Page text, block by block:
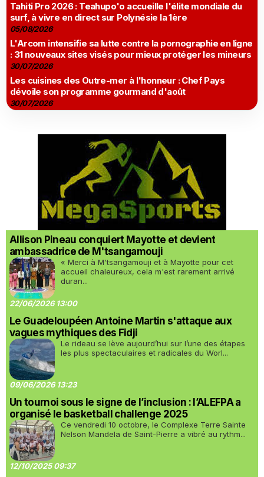
Tahiti Pro 2026 : Teahupo'o accueille l'élite mondiale du
surf, à vivre en direct sur Polynésie la 1ère
05/08/2026
L'Arcom intensifie sa lutte contre la pornographie en ligne
: 31 nouveaux sites visés pour mieux protéger les mineurs
30/07/2026
Les cuisines des Outre-mer à l'honneur : Chef Pays
dévoile son programme gourmand d'août
30/07/2026
Allison Pineau conquiert Mayotte et devient
ambassadrice de M'tsangamouji
« Merci à M'tsangamouji et à Mayotte pour cet
accueil chaleureux, cela m'est rarement arrivé
duran...
22/06/2026 13:00
Le Guadeloupéen Antoine Martin s'attaque aux
vagues mythiques des Fidji
Le rideau se lève aujourd’hui sur l’une des étapes
les plus spectaculaires et radicales du Worl...
09/06/2026 13:23
Un tournoi sous le signe de l’inclusion : l’ALEFPA a
organisé le basketball challenge 2025
Ce vendredi 10 octobre, le Complexe Terre Sainte
Nelson Mandela de Saint-Pierre a vibré au rythm...
12/10/2025 09:37